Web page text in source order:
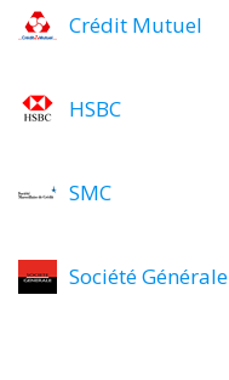
Crédit Mutuel
HSBC
SMC
Société Générale